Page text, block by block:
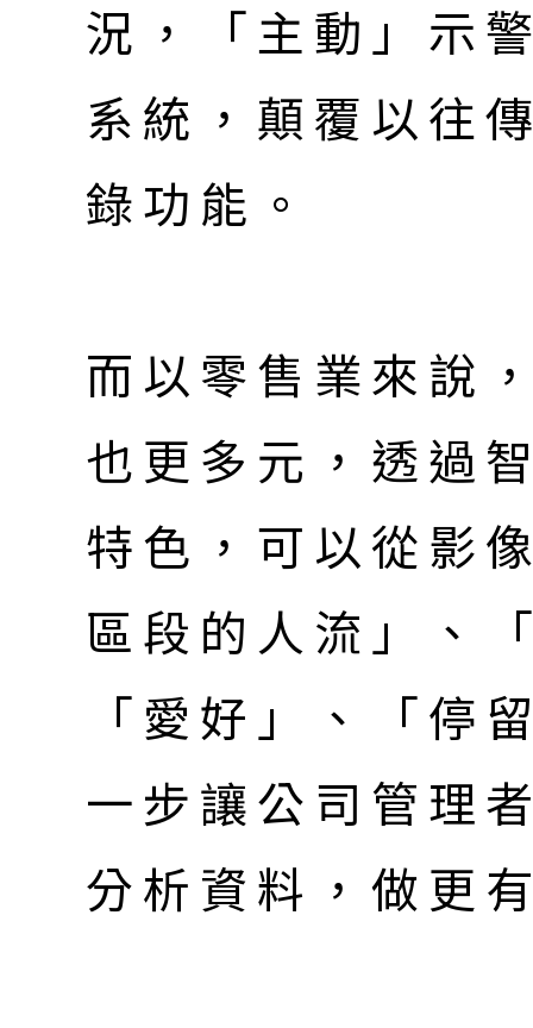
況，「主動」示
系統，顛覆以往
錄功能。
而以零售業來說
也更多元，透過
特色，可以從影
區段的人流」、
「愛好」、「停
一步讓公司管理
分析資料，做更